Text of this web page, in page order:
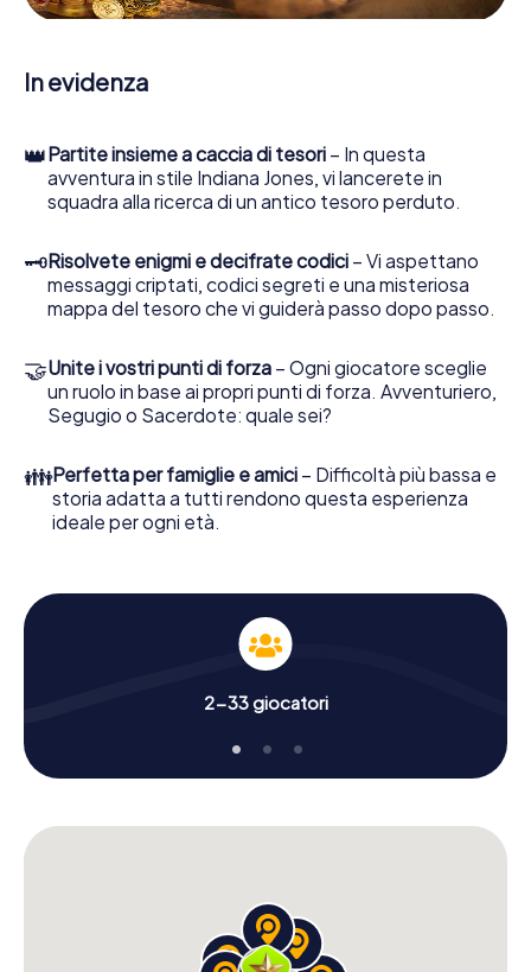
vi immergerete sempre più in profondità
nell'emozionante storia, presto scoprirete che il prezioso
In evidenza
👑Partite insieme a caccia di tesori – In questa
avventura in stile Indiana Jones, vi lancerete in
squadra alla ricerca di un antico tesoro perduto.
🗝Risolvete enigmi e decifrate codici – Vi aspettano
messaggi criptati, codici segreti e una misteriosa
mappa del tesoro che vi guiderà passo dopo passo.
🤝Unite i vostri punti di forza – Ogni giocatore sceglie
un ruolo in base ai propri punti di forza. Avventuriero,
Segugio o Sacerdote: quale sei?
👪Perfetta per famiglie e amici – Difficoltà più bassa e
storia adatta a tutti rendono questa esperienza
ideale per ogni età.
2-33 giocatori